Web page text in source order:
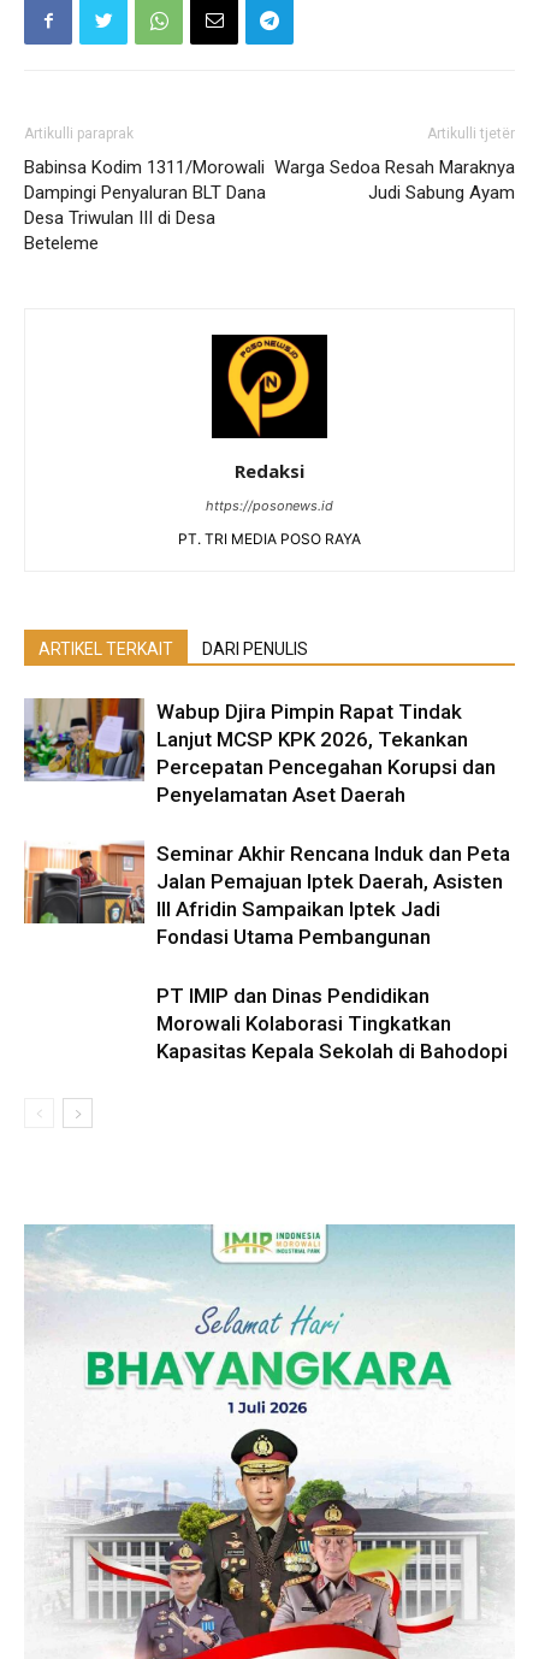
Artikulli paraprak
Babinsa Kodim 1311/Morowali
Dampingi Penyaluran BLT Dana
Desa Triwulan III di Desa
Beteleme
Artikulli tjetër
Warga Sedoa Resah Maraknya
Judi Sabung Ayam
Redaksi
https://posonews.id
PT. TRI MEDIA POSO RAYA
ARTIKEL TERKAIT DARI PENULIS
Wabup Djira Pimpin Rapat Tindak
Lanjut MCSP KPK 2026, Tekankan
Percepatan Pencegahan Korupsi dan
Penyelamatan Aset Daerah
Seminar Akhir Rencana Induk dan Peta
Jalan Pemajuan Iptek Daerah, Asisten
III Afridin Sampaikan Iptek Jadi
Fondasi Utama Pembangunan
PT IMIP dan Dinas Pendidikan
Morowali Kolaborasi Tingkatkan
Kapasitas Kepala Sekolah di Bahodopi